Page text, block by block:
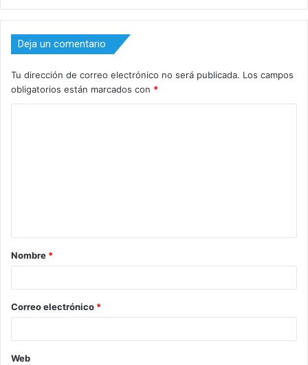
Deja un comentario
Tu dirección de correo electrónico no será publicada. Los campos
obligatorios están marcados con *
a
r
*
Nombre *
Correo electrónico *
Web